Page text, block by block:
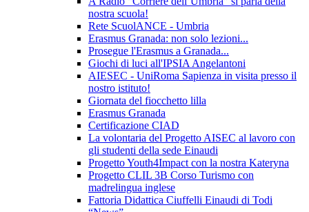
nostra scuola!
Rete ScuolANCE - Umbria
Erasmus Granada: non solo lezioni...
Prosegue l'Erasmus a Granada...
Giochi di luci all'IPSIA Angelantoni
AIESEC - UniRoma Sapienza in visita presso il
nostro istituto!
Giornata del fiocchetto lilla
Erasmus Granada
Certificazione CIAD
La volontaria del Progetto AISEC al lavoro con
gli studenti della sede Einaudi
Progetto Youth4Impact con la nostra Kateryna
Progetto CLIL 3B Corso Turismo con
madrelingua inglese
Fattoria Didattica Ciuffelli Einaudi di Todi